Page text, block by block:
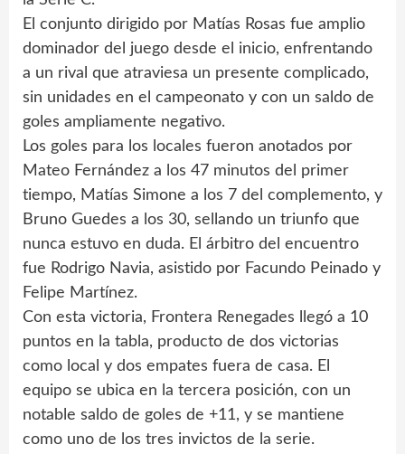
El conjunto dirigido por Matías Rosas fue amplio
dominador del juego desde el inicio, enfrentando
a un rival que atraviesa un presente complicado,
sin unidades en el campeonato y con un saldo de
goles ampliamente negativo.
Los goles para los locales fueron anotados por
Mateo Fernández a los 47 minutos del primer
tiempo, Matías Simone a los 7 del complemento, y
Bruno Guedes a los 30, sellando un triunfo que
nunca estuvo en duda. El árbitro del encuentro
fue Rodrigo Navia, asistido por Facundo Peinado y
Felipe Martínez.
Con esta victoria, Frontera Renegades llegó a 10
puntos en la tabla, producto de dos victorias
como local y dos empates fuera de casa. El
equipo se ubica en la tercera posición, con un
notable saldo de goles de +11, y se mantiene
como uno de los tres invictos de la serie.